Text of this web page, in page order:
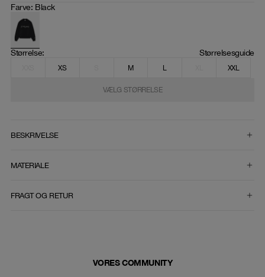
Farve: Black
Størrelse: Størrelsesguide
XS M L XXL
VÆLG STØRRELSE
BESKRIVELSE
MATERIALE
FRAGT OG RETUR
VORES COMMUNITY